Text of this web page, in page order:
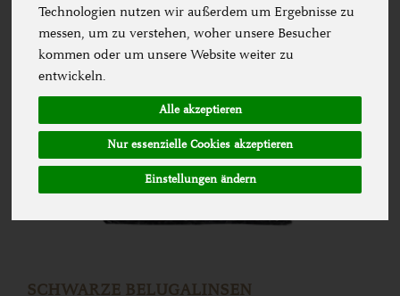
Technologien nutzen wir außerdem um Ergebnisse zu
messen, um zu verstehen, woher unsere Besucher
kommen oder um unsere Website weiter zu
entwickeln.
Alle akzeptieren
Nur essenzielle Cookies akzeptieren
Einstellungen ändern
SCHWARZE BELUGALINSEN